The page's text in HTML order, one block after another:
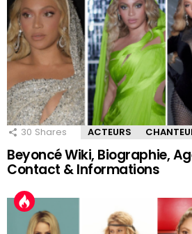
30 Shares ACTEURS
Beyoncé Wiki, Biographie,
Contact & Informations